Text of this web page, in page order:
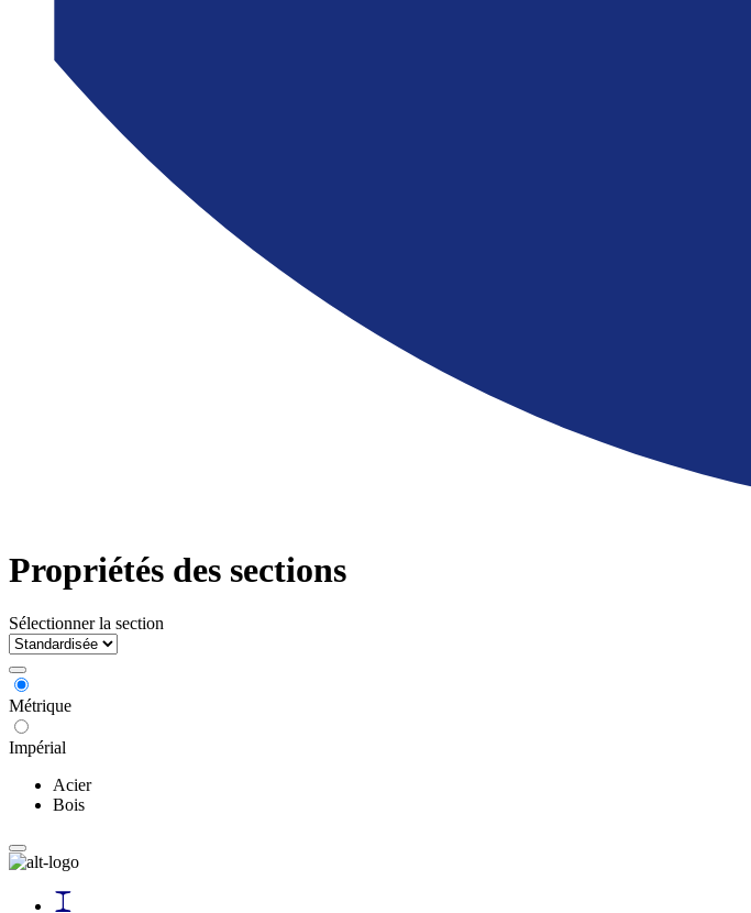
Propriétés des sections
Sélectionner la section
Métrique
Impérial
Acier
Bois